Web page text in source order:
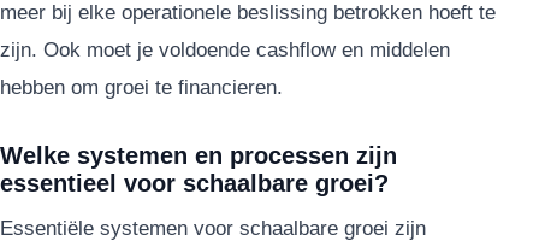
meer bij elke operationele beslissing betrokken hoeft te
zijn. Ook moet je voldoende cashflow en middelen
hebben om groei te financieren.
Welke systemen en processen zijn
essentieel voor schaalbare groei?
Essentiële systemen voor schaalbare groei zijn